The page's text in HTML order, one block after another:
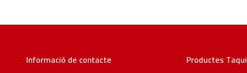
Informació de contacte Productes Taqui